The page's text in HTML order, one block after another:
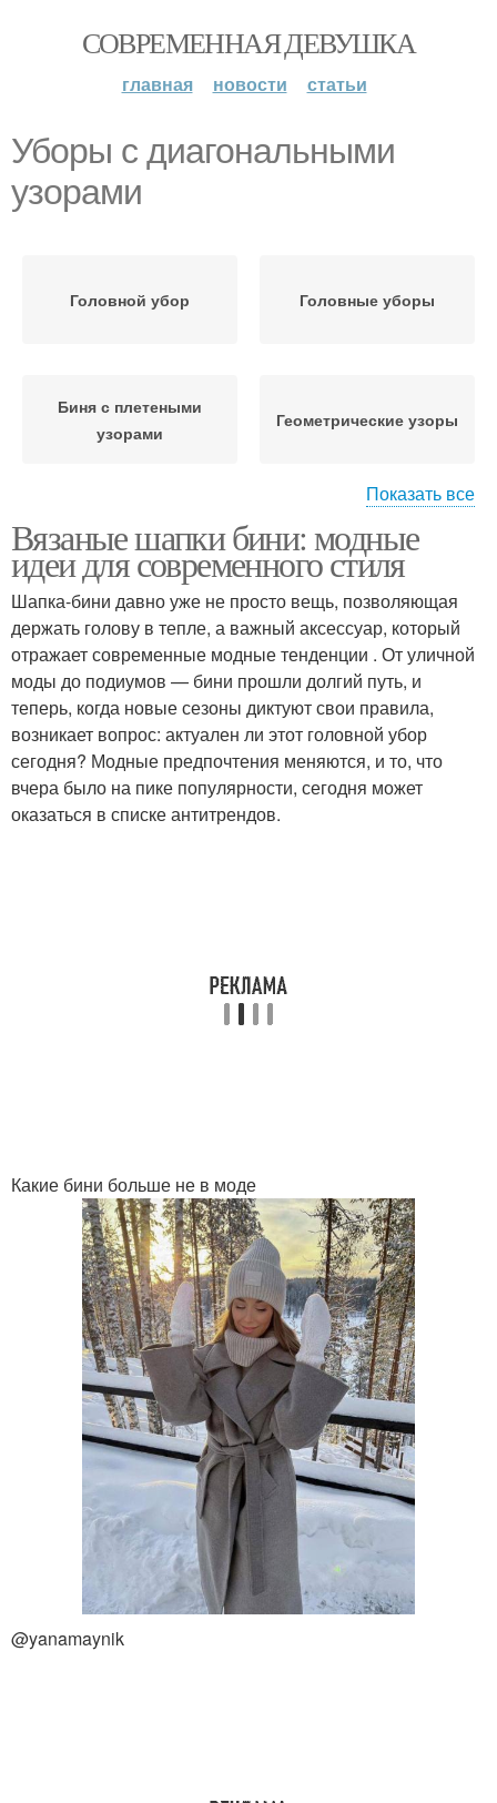
СОВРЕМЕННАЯ ДЕВУШКА
главная новости статьи
Уборы с диагональными
узорами
Головной убор Головные уборы
Биня с плетеными
узорами
Геометрические узоры
Узоры в вязании
Показать все
Вязаные шапки бини: модные
идеи для современного стиля
Шапка-бини давно уже не просто вещь, позволяющая
держать голову в тепле, а важный аксессуар, который
отражает современные модные тенденции . От уличной
моды до подиумов — бини прошли долгий путь, и
теперь, когда новые сезоны диктуют свои правила,
возникает вопрос: актуален ли этот головной убор
сегодня? Модные предпочтения меняются, и то, что
вчера было на пике популярности, сегодня может
оказаться в списке антитрендов.
Какие бини больше не в моде
@yanamaynik